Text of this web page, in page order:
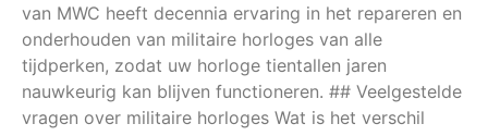
van MWC heeft decennia ervaring in het repareren en
onderhouden van militaire horloges van alle
tijdperken, zodat uw horloge tientallen jaren
nauwkeurig kan blijven functioneren. ## Veelgestelde
vragen over militaire horloges Wat is het verschil